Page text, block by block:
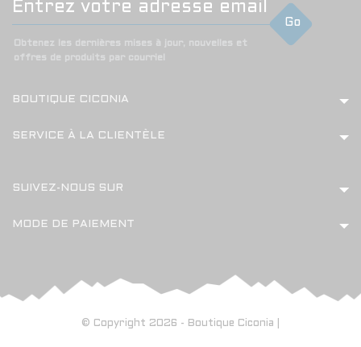
Go
Obtenez les dernières mises à jour, nouvelles et
offres de produits par courriel
BOUTIQUE CICONIA
SERVICE À LA CLIENTÈLE
SUIVEZ-NOUS SUR
MODE DE PAIEMENT
© Copyright 2026 - Boutique Ciconia |